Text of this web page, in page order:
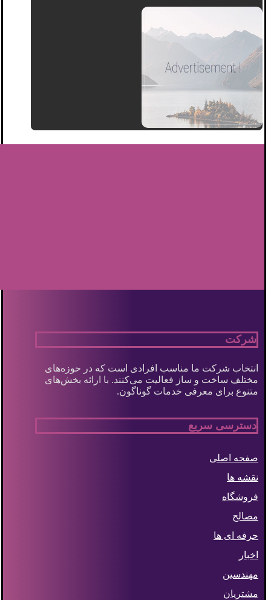
شرکت
انتخاب شرکت ما مناسب افرادی است که در حوزه‌های
مختلف ساخت و ساز فعالیت می‌کنند. با ارائه بخش‌های
متنوع برای معرفی خدمات گوناگون.
دسترسی سریع
صفحه اصلی
نقشه ها
فروشگاه
مصالح
حرفه ای ها
اخبار
مهندسین
مشتریان